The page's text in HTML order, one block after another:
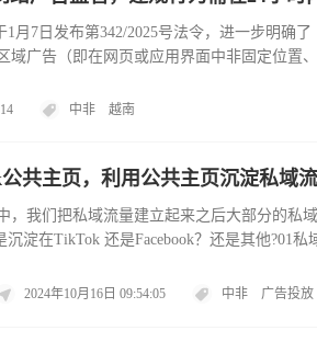
1月7日发布第342/2025号法令，进一步明确
域广告（即在网页或应用界面中非固定位置
导用户上报违规内容，并提供拒看或屏蔽的
中非 越南
共主页，利用公共主页沉淀私域流
，我们把私域流量建立起来之后大部分的私
沉淀在TikTok 还是Facebook？还是其他?01
2024年10月16日 09:54:05 中非 广告投放